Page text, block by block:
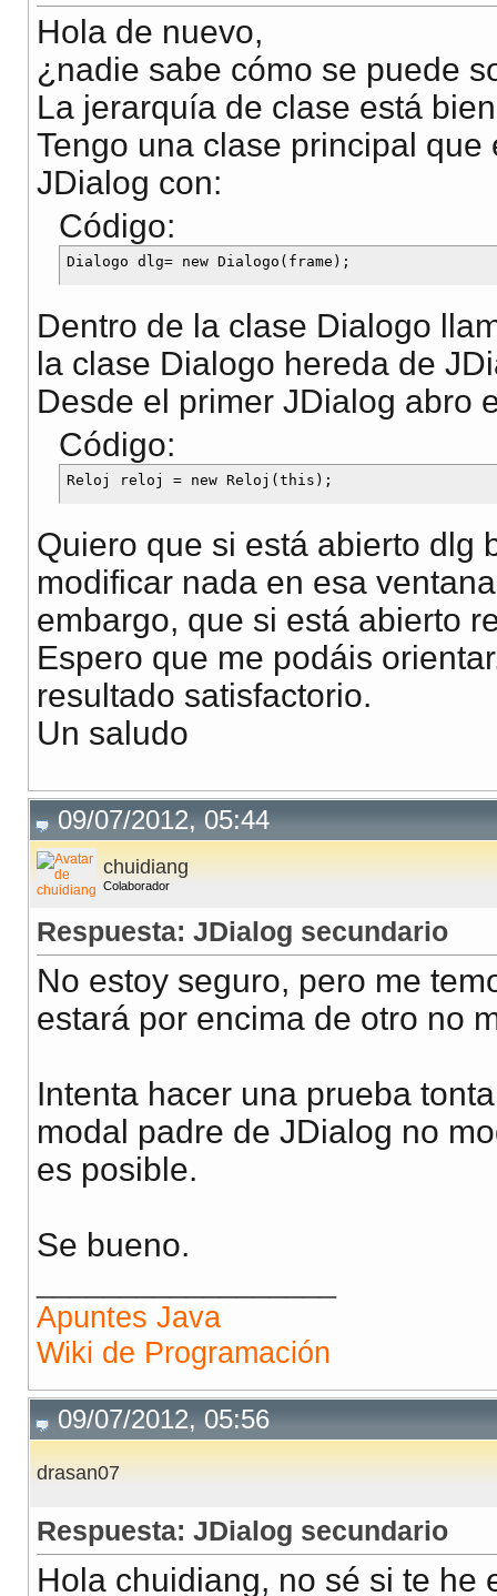
Hola de nuevo,
¿nadie sabe cómo se puede
La jerarquía de clase está
Tengo una clase principal
JDialog con:
Código:
Dentro de la clase Dialogo
la clase Dialogo hereda de
Desde el primer JDialog abro
Código:
Quiero que si está abierto dlg
modificar nada en esa
embargo, que si está abierto
Espero que me podáis
resultado satisfactorio.
Un saludo
09/07/2012, 05:44
chuidiang
Colaborador
Respuesta: JDialog secundario
No estoy seguro, pero me
estará por encima de otro no
Intenta hacer una prueba
modal padre de JDialog no
es posible.
Se bueno.
Apuntes Java
Wiki de Programación
09/07/2012, 05:56
drasan07
Respuesta: JDialog secundario
Hola chuidiang, no sé si te he